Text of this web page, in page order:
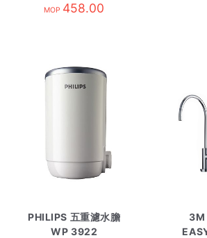
MOP 458.00
PHILIPS 五重濾水膽
WP 3922
3M